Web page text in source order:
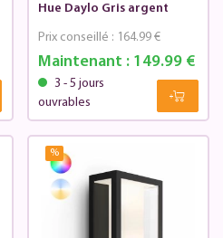
Hue Daylo Gris argent
Maintenant : 149.99 €
Prix conseillé : 164.99 €
3 - 5 jours
ouvrables
%